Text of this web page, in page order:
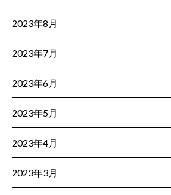
2023年8月
2023年7月
2023年6月
2023年5月
2023年4月
2023年3月